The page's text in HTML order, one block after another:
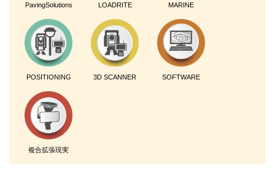
PavingSolutions LOADRITE MARINE
POSITIONING 3D SCANNER SOFTWARE
複合拡張現実